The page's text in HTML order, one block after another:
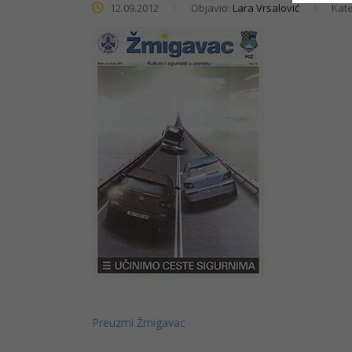
12.09.2012 Objavio: Lara Vrsalović
Preuzmi Žmigavac